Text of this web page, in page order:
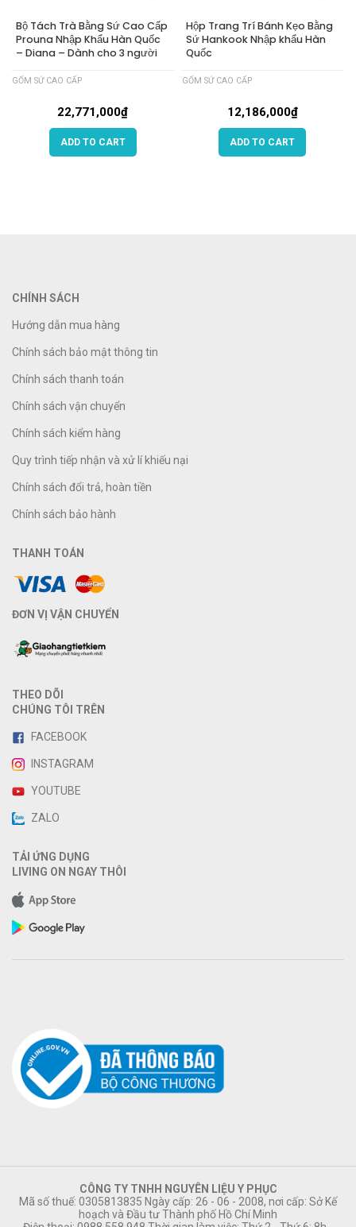
Bộ Tách Trà Bằng Sứ Cao Cấp
Prouna Nhập Khẩu Hàn Quốc
– Diana – Dành cho 3 người
GỐM SỨ CAO CẤP
22,771,000₫
ADD TO CART
Hộp Trang Trí Bánh Kẹo Bằng
Sứ Hankook Nhập khẩu Hàn
Quốc
GỐM SỨ CAO CẤP
12,186,000₫
ADD TO CART
CHÍNH SÁCH
Hướng dẫn mua hàng
Chính sách bảo mật thông tin
Chính sách thanh toán
Chính sách vận chuyển
Chính sách kiểm hàng
Quy trình tiếp nhận và xử lí khiếu nại
Chính sách đổi trả, hoàn tiền
Chính sách bảo hành
THANH TOÁN
ĐƠN VỊ VẬN CHUYỂN
THEO DÕI
CHÚNG TÔI TRÊN
FACEBOOK
INSTAGRAM
YOUTUBE
ZALO
TẢI ỨNG DỤNG
LIVING ON NGAY THÔI
CÔNG TY TNHH NGUYÊN LIỆU Y PHỤC
Mã số thuế: 0305813835 Ngày cấp: 26 - 06 - 2008, nơi cấp: Sở Kế
hoạch và Đầu tư Thành phố Hồ Chí Minh